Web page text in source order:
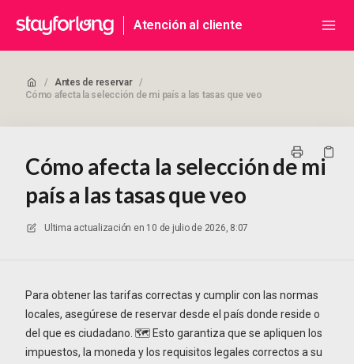
Atención al cliente
/ Antes de reservar /
Cómo afecta la selección de mi país a las tasas que veo
Cómo afecta la selección de mi
país a las tasas que veo
Ultima actualización en 10 de julio de 2026, 8:07
Para obtener las tarifas correctas y cumplir con las normas
locales, asegúrese de reservar desde el país donde reside o
del que es ciudadano. 🗺️ Esto garantiza que se apliquen los
impuestos, la moneda y los requisitos legales correctos a su